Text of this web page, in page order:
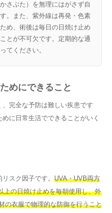
さぶた）を無理にはがさず自
。また、紫外線は再発・色素
め、術後は毎日の日焼け止め
とが不可欠です。定期的な通
てください。
めにできること
完全な予防は難しい疾患です
に日常生活でできることがいく
スク因子です。 UVA・UVB両方
上の日焼け止めを毎朝使用し、外
の衣服で物理的な防御を行うこと